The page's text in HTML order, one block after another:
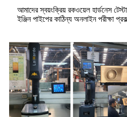
আমাদের স্বয়ংক্রিয় রকওয়েল হার্ডনেস
ইঞ্জিন পাইপের কাঠিন্য অনলাইন পরীক্ষা